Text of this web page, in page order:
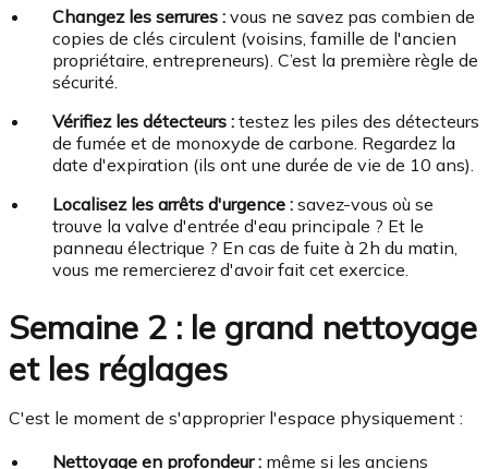
Changez les serrures : vous ne savez pas combien de
copies de clés circulent (voisins, famille de l'ancien
propriétaire, entrepreneurs). C’est la première règle de
sécurité.
Vérifiez les détecteurs : testez les piles des détecteurs
de fumée et de monoxyde de carbone. Regardez la
date d'expiration (ils ont une durée de vie de 10 ans).
Localisez les arrêts d'urgence : savez-vous où se
trouve la valve d'entrée d'eau principale ? Et le
panneau électrique ? En cas de fuite à 2h du matin,
vous me remercierez d'avoir fait cet exercice.
Semaine 2 : le grand nettoyage
et les réglages
C'est le moment de s'approprier l'espace physiquement :
Nettoyage en profondeur : même si les anciens